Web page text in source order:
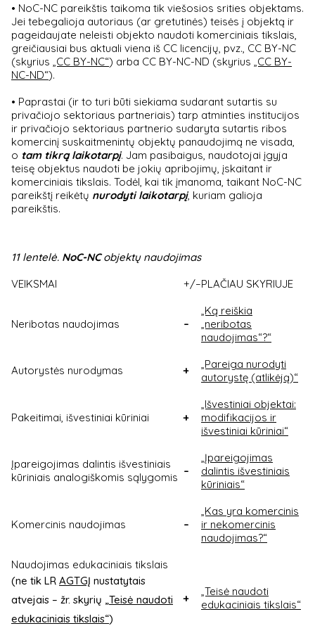
• NoC-NC pareikštis taikoma tik viešosios srities objektams.
Jei tebegalioja autoriaus (ar gretutinės) teisės į objektą ir
pageidaujate neleisti objekto naudoti komerciniais tikslais,
greičiausiai bus aktuali viena iš CC licencijų, pvz., CC BY-NC
(skyrius „CC BY-NC“) arba CC BY-NC-ND (skyrius „CC BY-
NC-ND“).
• Paprastai (ir to turi būti siekiama sudarant sutartis su
privačiojo sektoriaus partneriais) tarp atminties institucijos
ir privačiojo sektoriaus partnerio sudaryta sutartis ribos
komercinį suskaitmenintų objektų panaudojimą ne visada,
o tam tikrą laikotarpį. Jam pasibaigus, naudotojai įgyja
teisę objektus naudoti be jokių apribojimų, įskaitant ir
komerciniais tikslais. Todėl, kai tik įmanoma, taikant NoC-NC
pareikštį reikėtų nurodyti laikotarpį, kuriam galioja
pareikštis.
11 lentelė. NoC-NCobjektų naudojimas
VEIKSMAI
+/–PLAČIAU SKYRIUJE
Neribotas naudojimas –
„Ką reiškia
„neribotas
naudojimas“?“
Autorystės nurodymas +
„Pareiga nurodyti
autorystę (atlikėją)“
Pakeitimai, išvestiniai kūriniai +
„Išvestiniai objektai:
modifikacijos ir
išvestiniai kūriniai“
Įpareigojimas dalintis išvestiniais
kūriniais analogiškomis sąlygomis –
„Įpareigojimas
dalintis išvestiniais
kūriniais“
Komercinis naudojimas –
„Kas yra komercinis
ir nekomercinis
naudojimas?“
Naudojimas edukaciniais tikslais
(ne tik LR AGTGĮ nustatytais
atvejais – žr. skyrių „Teisė naudoti
edukaciniais tikslais“)
+
„Teisė naudoti
edukaciniais tikslais“